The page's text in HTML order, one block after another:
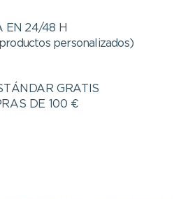
EN 24/48 H
personalizados)
GRATIS
DE 100 €